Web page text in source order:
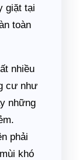
giặt tại
toàn
nhiều
cư như
những
phải
khó